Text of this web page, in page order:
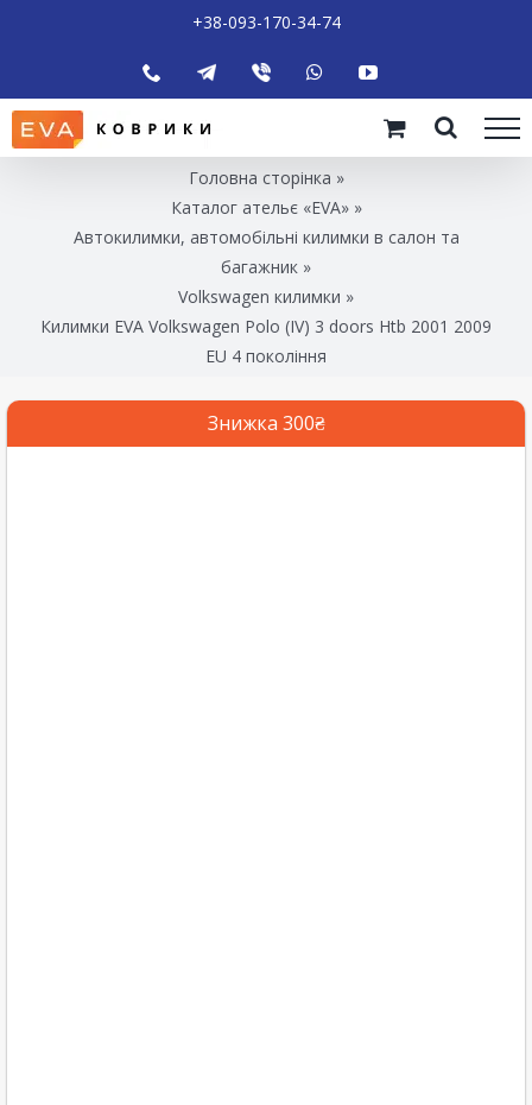
+38-093-170-34-74
Головна сторінка »
Каталог ательє «EVA»»
Автокилимки, автомобільні килимки в салон та
багажник »
Volkswagen килимки »
Килимки EVA Volkswagen Polo (IV) 3 doors Htb 2001 2009
EU 4 покоління
Знижка 300₴